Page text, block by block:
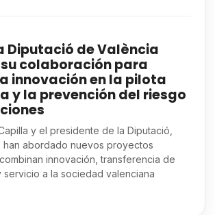
Diputació de València
colaboración para
innovación en la pilota
y la prevención del riesgo
y el presidente de la Diputació,
han abordado nuevos proyectos
innovación, transferencia de
servicio a la sociedad valenciana